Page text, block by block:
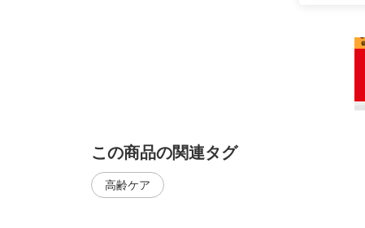
この商品の関連タグ
高齢ケア